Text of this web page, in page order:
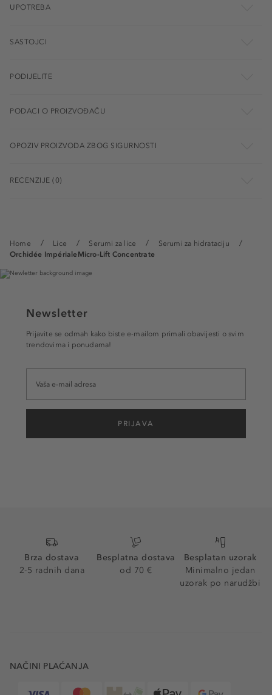
Home Lice Serumi za lice
Serumi za hidrataciju
Orchidée ImpérialeMicro-Lift Concentrate
UPOTREBA
SASTOJCI
PODIJELITE
PODACI O PROIZVOĐAČU
OPOZIV PROIZVODA ZBOG SIGURNOSTI
RECENZIJE (0)
Newsletter
Prijavite se odmah kako biste e-mailom primali obavijesti o svim
trendovima i ponudama!
PRIJAVA
Brza dostava
2-5 radnih dana
Besplatna dostava
od 70 €
Besplatan uzorak
Minimalno jedan
uzorak po narudžbi
NAČINI PLAĆANJA